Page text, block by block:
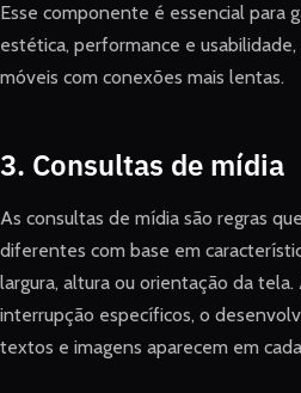
Esse componente é essencial para
estética, performance e
móveis com conexões mais lentas.
3. Consultas de mídia
As consultas de mídia são regras
diferentes com base em
largura, altura ou orientação da
interrupção específicos, o
textos e imagens aparecem em